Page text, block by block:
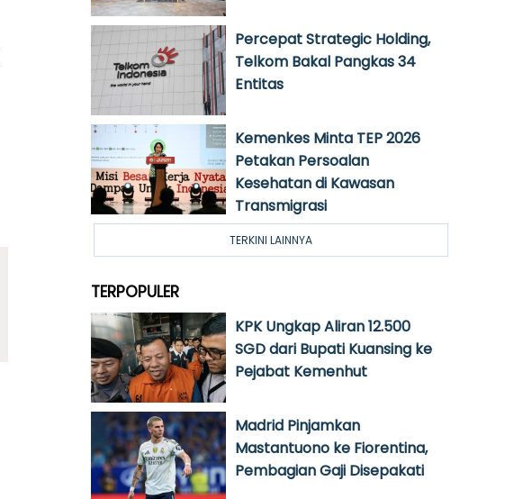
Percepat Strategic Holding,
Telkom Bakal Pangkas 34
Entitas
Kemenkes Minta TEP 2026
Petakan Persoalan
Kesehatan di Kawasan
Transmigrasi
TERKINI LAINNYA
TERPOPULER
KPK Ungkap Aliran 12.500
SGD dari Bupati Kuansing ke
Pejabat Kemenhut
Madrid Pinjamkan
Mastantuono ke Fiorentina,
Pembagian Gaji Disepakati